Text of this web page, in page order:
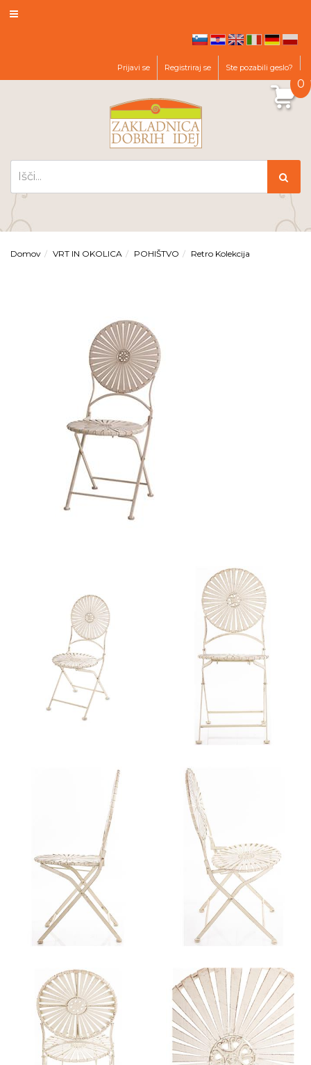
de pl
Prijavi se Registriraj se Ste pozabili geslo?
0
Domov VRT IN OKOLICA POHIŠTVO Retro Kolekcija